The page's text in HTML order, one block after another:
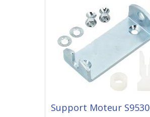
Support Moteur